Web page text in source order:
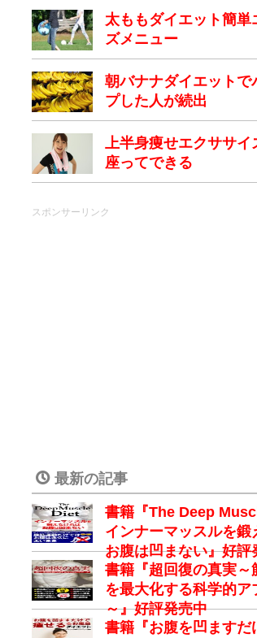
太ももダイエット簡単
ズメニュー
朝バナナダイエットで
プした人が続出
上半身痩せエクササイ
座ってできる
スポンサーリンク
最新の記事
書籍『The Deep
インナーマッスルを鍛
お腹は凹まない』好評
書籍『超回復の真実～
を最大化する科学的ア
～』好評発売中
書籍『お腹を凹ますだ